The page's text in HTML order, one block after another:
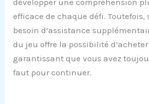
développer une compréhension
efficace de chaque défi. Toutefois,
besoin d’assistance
du jeu offre la possibilité d’acheter
garantissant que vous avez
faut pour continuer.